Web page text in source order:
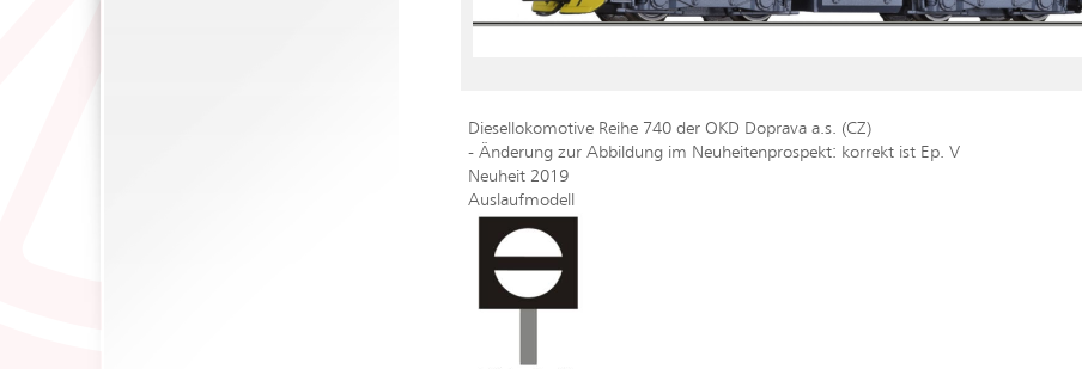
Diesellokomotive Reihe 740 der OKD Doprava a.s. (CZ)
- Änderung zur Abbildung im Neuheitenprospekt: korrekt ist Ep. V
Neuheit 2019
Auslaufmodell